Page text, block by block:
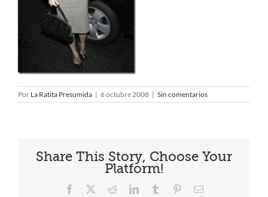
Por La Ratita Presumida | 6 octubre 2008 | Sin comentarios
Share This Story, Choose Your
Platform!
Facebook RedditLinkedInTumblr PinterestCorreo